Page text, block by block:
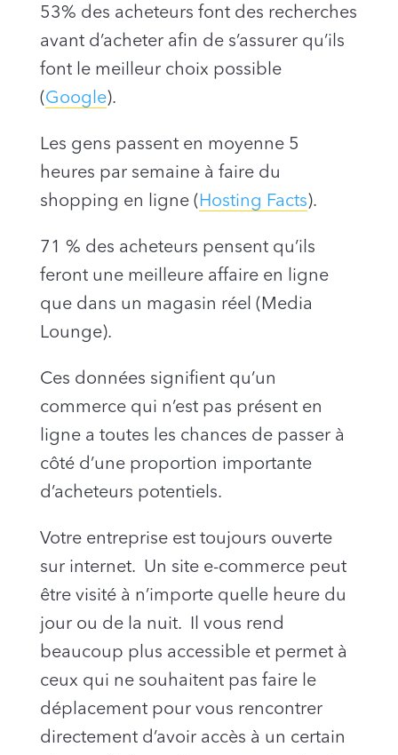
53% des acheteurs font des recherches
avant d’acheter afin de s’assurer qu’ils
font le meilleur choix possible
(Google).
Les gens passent en moyenne 5
heures par semaine à faire du
shopping en ligne (Hosting Facts).
71 % des acheteurs pensent qu’ils
feront une meilleure affaire en ligne
que dans un magasin réel (Media
Lounge).
Ces données signifient qu’un
commerce qui n’est pas présent en
ligne a toutes les chances de passer à
côté d’une proportion importante
d’acheteurs potentiels.
Votre entreprise est toujours ouverte
sur internet. Un site e-commerce peut
être visité à n’importe quelle heure du
jour ou de la nuit. Il vous rend
beaucoup plus accessible et permet à
ceux qui ne souhaitent pas faire le
déplacement pour vous rencontrer
directement d’avoir accès à un certain